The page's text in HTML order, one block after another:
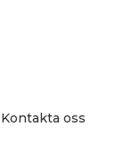
Kontakta oss